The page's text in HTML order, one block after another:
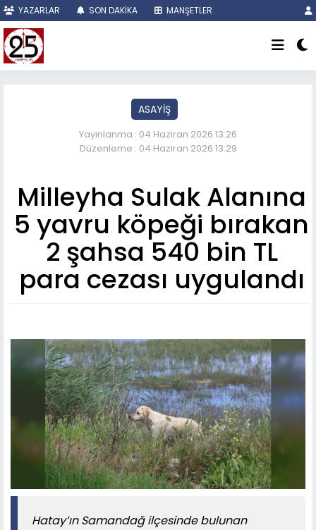
YAZARLAR SON DAKİKA MANŞETLER
ASAYİŞ
Yayınlanma : 04 Haziran 2026 13:26
Düzenleme : 04 Haziran 2026 13:29
Milleyha Sulak Alanına
5 yavru köpeği bırakan
2 şahsa 540 bin TL
para cezası uygulandı
Hatay’ın Samandağ ilçesinde bulunan